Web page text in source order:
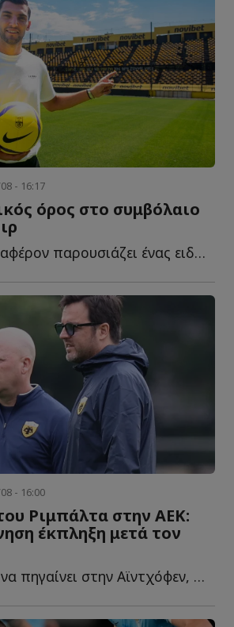
- 16:17
όρος στο συμβόλαιο
Ιδιαίτερο ενδιαφέρον παρουσιάζει ένας ειδικός όρος π...
- 16:00
Ριμπάλτα στην ΑΕΚ:
έκπληξη μετά τον
Με τον Σέρβο να πηγαίνει στην Αϊντχόφεν, η ΑΕΚ καλείται τ...